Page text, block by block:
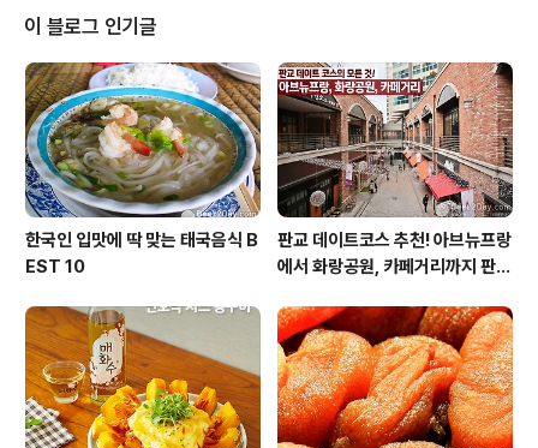
림 맥주 레시피를 가져왔습니다. 버터맥주에 이어서 만들
어보는 생크림 맥주, 레시피를 공개합니다. 생크림 맥주 재
료 맥주 1캔 생크림 (+설탕) 2.5큰술 생크림 맥주 만드는
법 재료가 간단하죠? 맥주에 생크림만 넣으면 되는 간단 생
크림 맥주! 그럼 이제 생크림 맥주를 함께 만들어 볼까요?!
생크림 100mL에 설탕..
이 블로그 인기글
한국인 입맛에 딱 맞는 태국음식 B
EST 10
판교 데이트코스 추천! 아브뉴프랑
에서 화랑공원, 카페거리까지 판교